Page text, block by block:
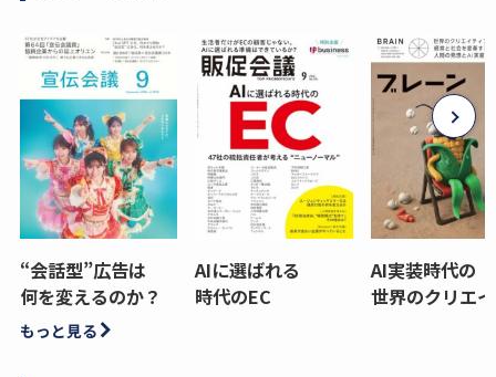
“会話型”広告は
何を変えるのか？
AIに選ばれる
時代のEC
AI実装時代の
世界のクリエ
もっと見る